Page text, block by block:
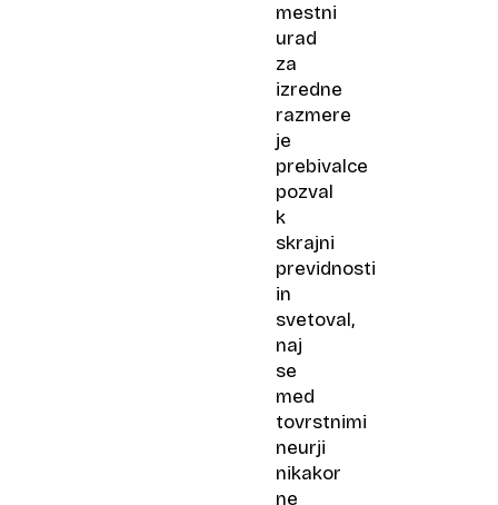
mestni
urad
za
izredne
razmere
je
prebivalce
pozval
k
skrajni
previdnosti
in
svetoval,
naj
se
med
tovrstnimi
neurji
nikakor
ne